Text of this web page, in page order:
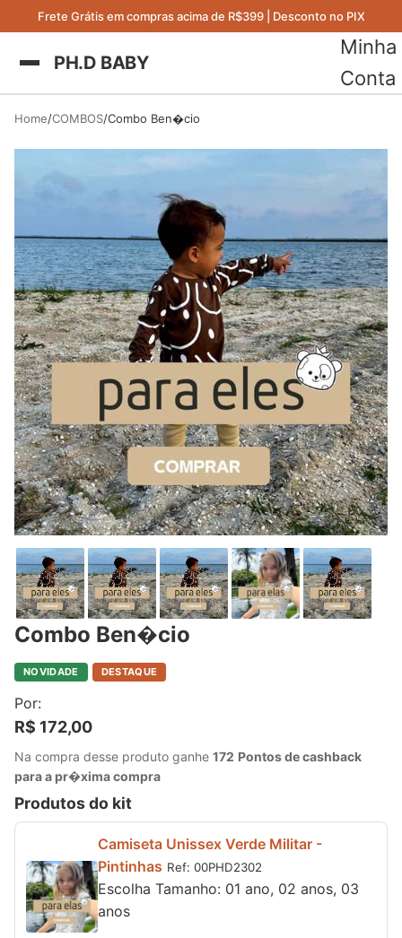
Frete Grátis em compras acima de R$399 | Desconto no PIX
PH.D BABY
Minha
Conta
Home COMBOS Combo Ben�cio
Combo Ben�cio
NOVIDADE DESTAQUE
Por:
R$ 172,00
Na compra desse produto ganhe 172 Pontos de cashback
para a pr�xima compra
Produtos do kit
Camiseta Unissex Verde Militar -
Pintinhas Ref: 00PHD2302
Escolha Tamanho: 01 ano, 02 anos, 03
anos